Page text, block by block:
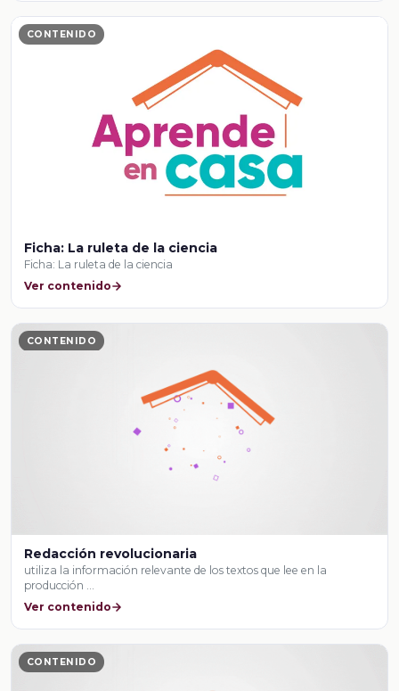
CONTENIDO
Ficha: La ruleta de la ciencia
Ficha: La ruleta de la ciencia
Ver contenido
CONTENIDO
Redacción revolucionaria
utiliza la información relevante de los textos que lee en la
producción …
Ver contenido
CONTENIDO